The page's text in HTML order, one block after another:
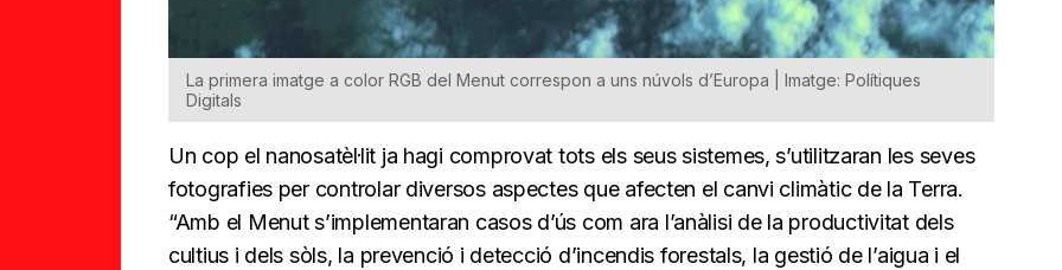
La primera imatge a color RGB del Menut correspon a uns núvols d’Europa | Imatge: Polítiques
Digitals
Un cop el nanosatèl·lit ja hagi comprovat tots els seus sistemes, s’utilitzaran les seves
fotografies per controlar diversos aspectes que afecten el canvi climàtic de la Terra.
“Amb el Menut s’implementaran casos d’ús com ara l’anàlisi de la productivitat dels
cultius i dels sòls, la prevenció i detecció d’incendis forestals, la gestió de l’aigua i el